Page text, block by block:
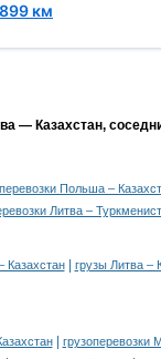
км
— Казахстан,
Польша –
Литва –
Казахстан|
грузы Литва –
|
грузоперевозки